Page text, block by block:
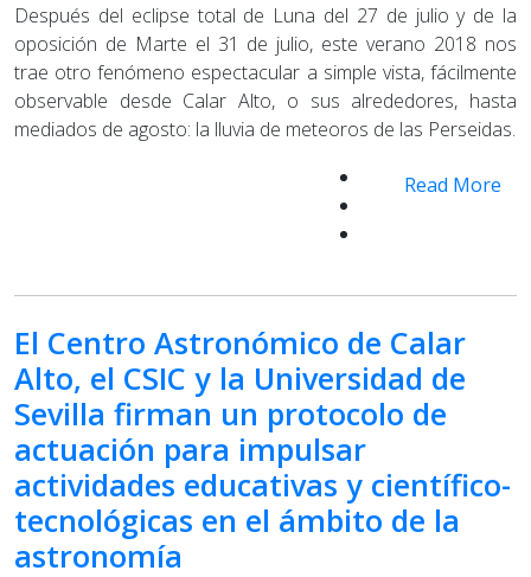
Después del eclipse total de Luna del 27 de julio y de la
oposición de Marte el 31 de julio, este verano 2018 nos
trae otro fenómeno espectacular a simple vista, fácilmente
observable desde Calar Alto, o sus alrededores, hasta
mediados de agosto: la lluvia de meteoros de las Perseidas.
Read More
El Centro Astronómico de Calar
Alto, el CSIC y la Universidad de
Sevilla firman un protocolo de
actuación para impulsar
actividades educativas y científico-
tecnológicas en el ámbito de la
astronomía